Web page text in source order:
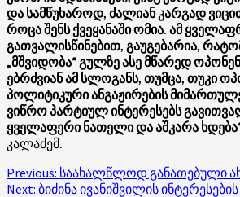
და სამწუხაროდ, ძალიან კარგად
როცა შენს ქვეყანაში ომია. ამ
გათვალისწინებით, გაუგებარია,
„მშვიდობა“ გულზე ასე მწარედ
ებრძვიან ამ სლოგანს, თუმცა, თუკი
პოლიტიკური ანგაჟირების
ვიწრო პარტიულ ინტერესებს
ყველაფერი ნათელი და აშკარა
კალაძემ.
Post
Previous: საახალწლოდ განათებული
Next: ბიძინა ივანიშვილის